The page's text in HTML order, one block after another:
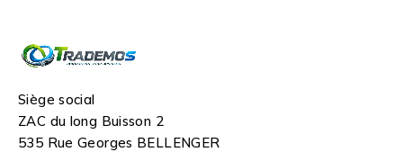
Siège social
ZAC du long Buisson 2
535 Rue Georges BELLENGER